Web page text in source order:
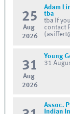
25
Aug
2026
Adam
tba
tba If you are interested please
contact
31
Aug
2026
Young
31
Assoc.
Indian